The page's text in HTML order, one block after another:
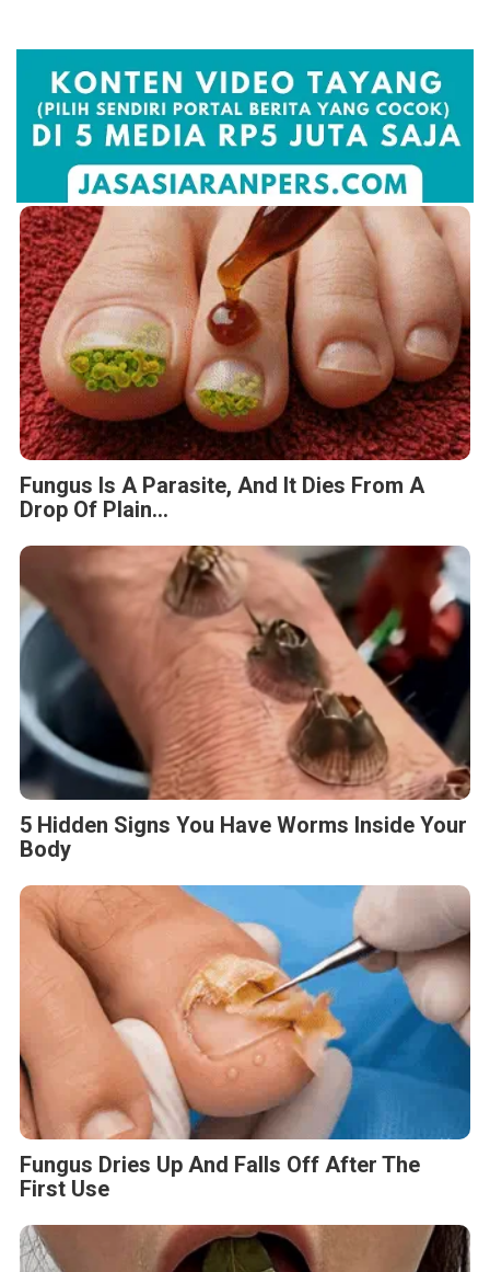
Fungus Is A Parasite, And It Dies From A
Drop Of Plain...
5 Hidden Signs You Have Worms Inside Your
Body
Fungus Dries Up And Falls Off After The
First Use